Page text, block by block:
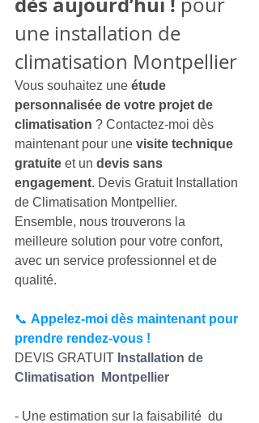
une installation de
climatisation Montpellier
Vous souhaitez une étude
personnalisée de votre projet de
climatisation ? Contactez-moi dès
maintenant pour une visite technique
gratuite et un devis sans
engagement. Devis Gratuit Installation
de Climatisation Montpellier.
Ensemble, nous trouverons la
meilleure solution pour votre confort,
avec un service professionnel et de
qualité.
📞 Appelez-moi dès maintenant pour
prendre rendez-vous !
DEVIS GRATUIT Installation de
Climatisation  Montpellier
- Une estimation sur la faisabilité  du